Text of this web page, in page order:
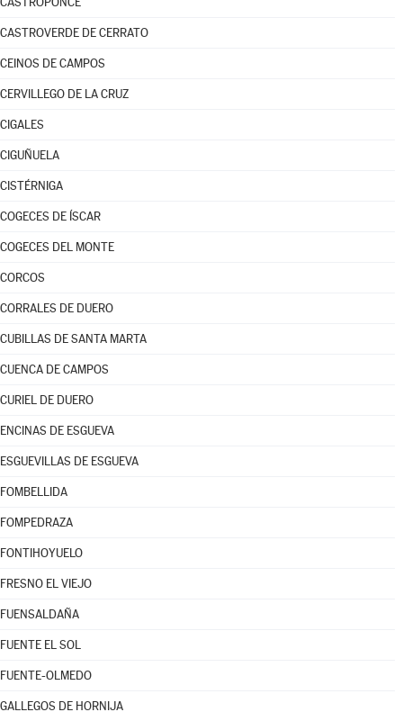
CASTROVERDE DE CERRATO
CEINOS DE CAMPOS
CERVILLEGO DE LA CRUZ
CIGALES
CIGUÑUELA
CISTÉRNIGA
COGECES DE ÍSCAR
COGECES DEL MONTE
CORCOS
CORRALES DE DUERO
CUBILLAS DE SANTA MARTA
CUENCA DE CAMPOS
CURIEL DE DUERO
ENCINAS DE ESGUEVA
ESGUEVILLAS DE ESGUEVA
FOMBELLIDA
FOMPEDRAZA
FONTIHOYUELO
FRESNO EL VIEJO
FUENSALDAÑA
FUENTE EL SOL
FUENTE-OLMEDO
GALLEGOS DE HORNIJA